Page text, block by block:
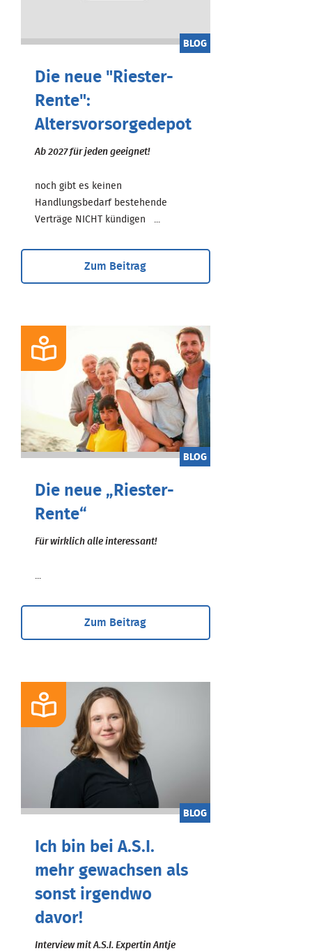
BLOG
Die neue "Riester-
Rente":
Altersvorsorgedepot
Ab 2027 für jeden geeignet!
noch gibt es keinen
Handlungsbedarf bestehende
Verträge NICHT kündigen ...
Zum Beitrag
BLOG
Die neue „Riester-
Rente“
Für wirklich alle interessant!
Zum Beitrag
BLOG
Ich bin bei A.S.I.
mehr gewachsen als
sonst irgendwo
davor!
Interview mit A.S.I. Expertin Antje